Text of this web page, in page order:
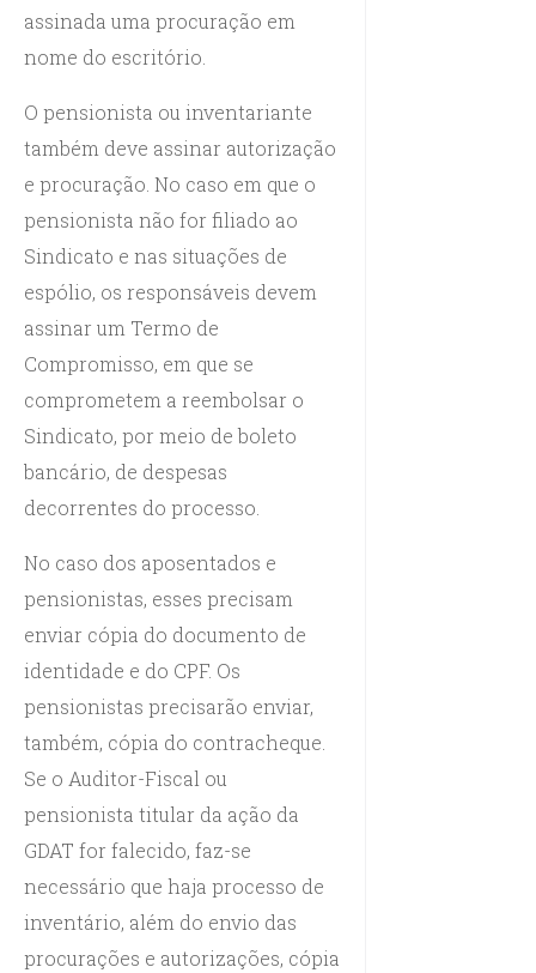
assinada uma procuração em
nome do escritório.
O pensionista ou inventariante
também deve assinar autorização
e procuração. No caso em que o
pensionista não for filiado ao
Sindicato e nas situações de
espólio, os responsáveis devem
assinar um Termo de
Compromisso, em que se
comprometem a reembolsar o
Sindicato, por meio de boleto
bancário, de despesas
decorrentes do processo.
No caso dos aposentados e
pensionistas, esses precisam
enviar cópia do documento de
identidade e do CPF. Os
pensionistas precisarão enviar,
também, cópia do contracheque.
Se o Auditor-Fiscal ou
pensionista titular da ação da
GDAT for falecido, faz-se
necessário que haja processo de
inventário, além do envio das
procurações e autorizações, cópia